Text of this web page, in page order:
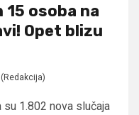
15 osoba na
Opet blizu
1.802 nova slučaja